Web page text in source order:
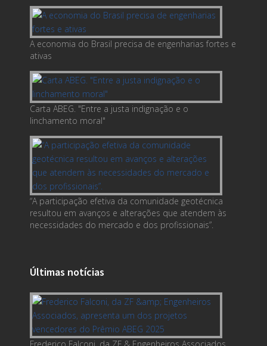
A economia do Brasil precisa de engenharias fortes e
ativas
Carta ABEG. "Entre a justa indignação e o
linchamento moral"
“A participação efetiva da comunidade geotécnica
resultou em avanços e alterações que atendem às
necessidades do mercado e dos profissionais”.
Últimas notícias
Frederico Falconi, da ZF & Engenheiros Associados,